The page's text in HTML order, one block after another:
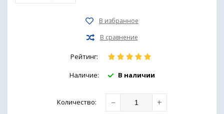
Рейтинг:
Наличие: В наличии
Количество: − +